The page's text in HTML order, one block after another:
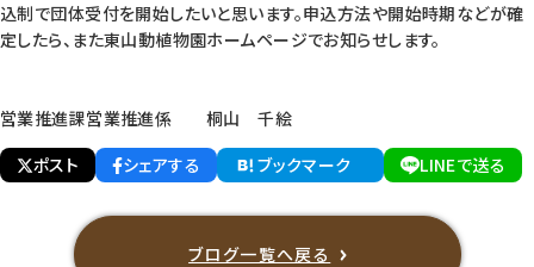
込制で団体受付を開始したいと思います。申込方法や開始時期などが確
定したら、また東山動植物園ホームページでお知らせします。
営業推進課営業推進係 桐山 千絵
ポスト
シェアする ブックマーク LINEで送る
ブログ一覧へ戻る